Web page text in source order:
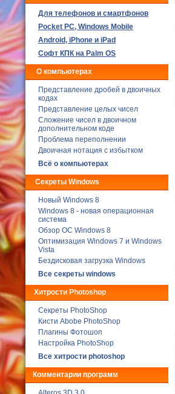
Для телефонов и смартфонов
Poсket PC, Windows Mobile
Android, iPhone и iPad
Софт КПК на Palm OS
О компьютерах
Представление дробей в двоичных
кодах
Представление целых чисел
Сложение чисел в двоичном
дополнительном коде
Проблема переполнении
Двоичная нотация с избытком
Всё о компьютерах
Секреты Windows
Новый Windows 8
Windows 8 - новая операционная
система
Обзор ОС Windows 8
Оптимизация Windows 7 и Windows
Vista
Бездисковая загрузка Windows
Все секреты windows
Хитрости Photoshop
Секреты PhotoShop
Кисти Abobe PhotoShop
Плагины Фотошоп
Настройка PhotoShop
Все хитрости photoshop
Комментарии программ